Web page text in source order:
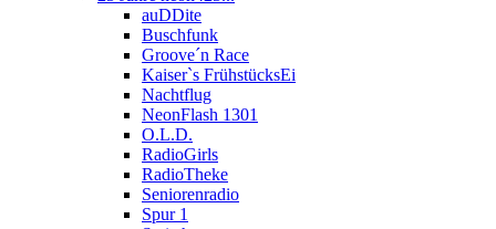
auDDite
Buschfunk
Groove´n Race
Kaiser`s FrühstücksEi
Nachtflug
NeonFlash 1301
O.L.D.
RadioGirls
RadioTheke
Seniorenradio
Spur 1